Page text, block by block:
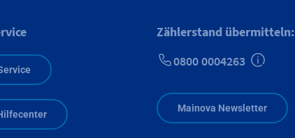
Zählerstand übermitteln:
0800 0004263
Mainova Newsletter